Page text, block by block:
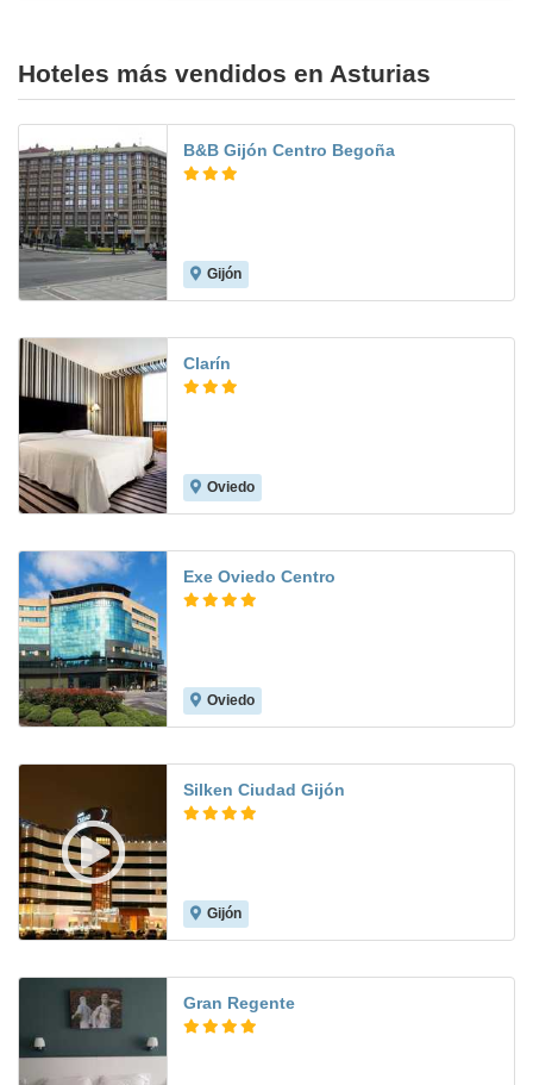
Hoteles más vendidos en Asturias
B&B Gijón Centro Begoña
Gijón
Clarín
Oviedo
Exe Oviedo Centro
Oviedo
Silken Ciudad Gijón
Gijón
Gran Regente